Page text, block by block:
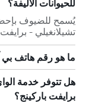
للحيوانات الأليفة؟
يُسمح للضيوف
تشيلانغيلي - برايفت
ما هو رقم هاتف بي
هل تتوفر خدمة
برايفت باركينج؟